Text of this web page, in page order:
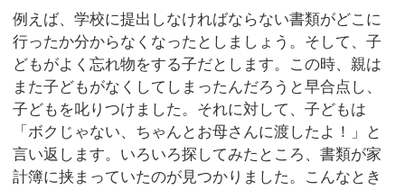
例えば、学校に提出しなければならない書類がどこに
行ったか分からなくなったとしましょう。そして、子
どもがよく忘れ物をする子だとします。この時、親は
また子どもがなくしてしまったんだろうと早合点し、
子どもを叱りつけました。それに対して、子どもは
「ボクじゃない、ちゃんとお母さんに渡したよ！」と
言い返します。いろいろ探してみたところ、書類が家
計簿に挟まっていたのが見つかりました。こんなとき